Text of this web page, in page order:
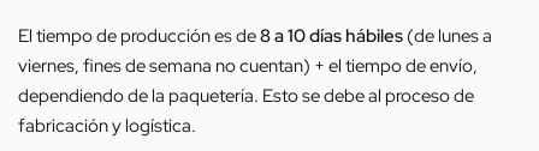
El tiempo de producción es de8 a 10 días hábiles (de lunes a
viernes, fines de semana no cuentan) + el tiempo de envío,
dependiendo de la paquetería. Esto se debe al proceso de
fabricación y logística.